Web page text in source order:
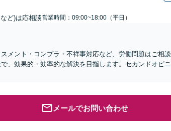
ど)は応相談営業時間：09:00~18:00（平日）
メント・コンプラ・不祥事対応など、労働問題はご相
、効果的・効率的な解決を目指します。セカンドオピ
メールでお問い合わせ